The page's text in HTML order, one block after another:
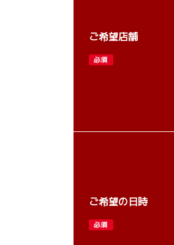
ご希望店舗
必須
ご希望の日時
必須